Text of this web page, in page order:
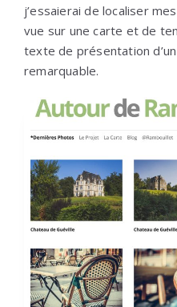
j’essaierai de localiser
vue sur une carte et de
texte de présentation
remarquable.